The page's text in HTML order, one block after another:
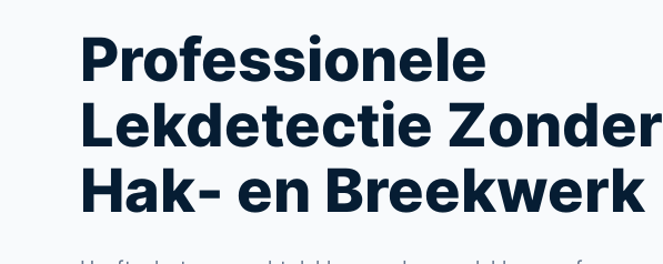
Professionele
Lekdetectie Zonder
Hak- en Breekwerk